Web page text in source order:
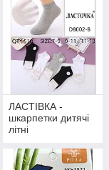
ЛАСТІВКА -
шкарпетки дитячі
літні